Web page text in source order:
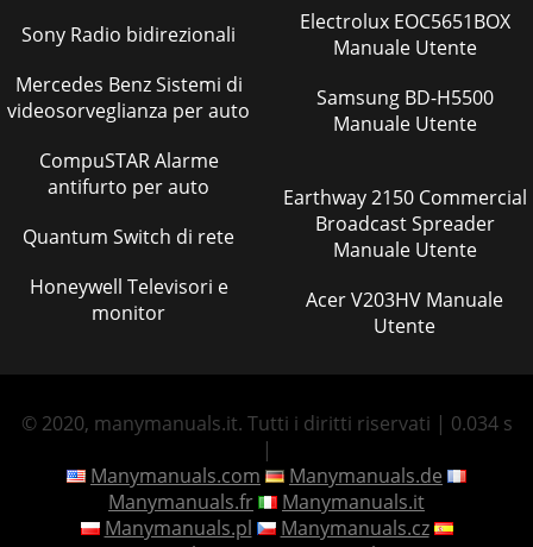
Sony Radio bidirezionali
Mercedes Benz Sistemi di
videosorveglianza per auto
CompuSTAR Alarme
antifurto per auto
Quantum Switch di rete
Honeywell Televisori e
monitor
Electrolux EOC5651BOX
Manuale Utente
Samsung BD-H5500
Manuale Utente
Earthway 2150 Commercial
Broadcast Spreader
Manuale Utente
Acer V203HV Manuale
Utente
© 2020, manymanuals.it. Tutti i diritti riservati | 0.034 s
|
Manymanuals.com
Manymanuals.de
Manymanuals.fr
Manymanuals.it
Manymanuals.pl
Manymanuals.cz